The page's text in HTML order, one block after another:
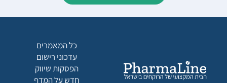
כל המאמרים
עדכוני רישום
הפסקות שיווק
חדש על המדף